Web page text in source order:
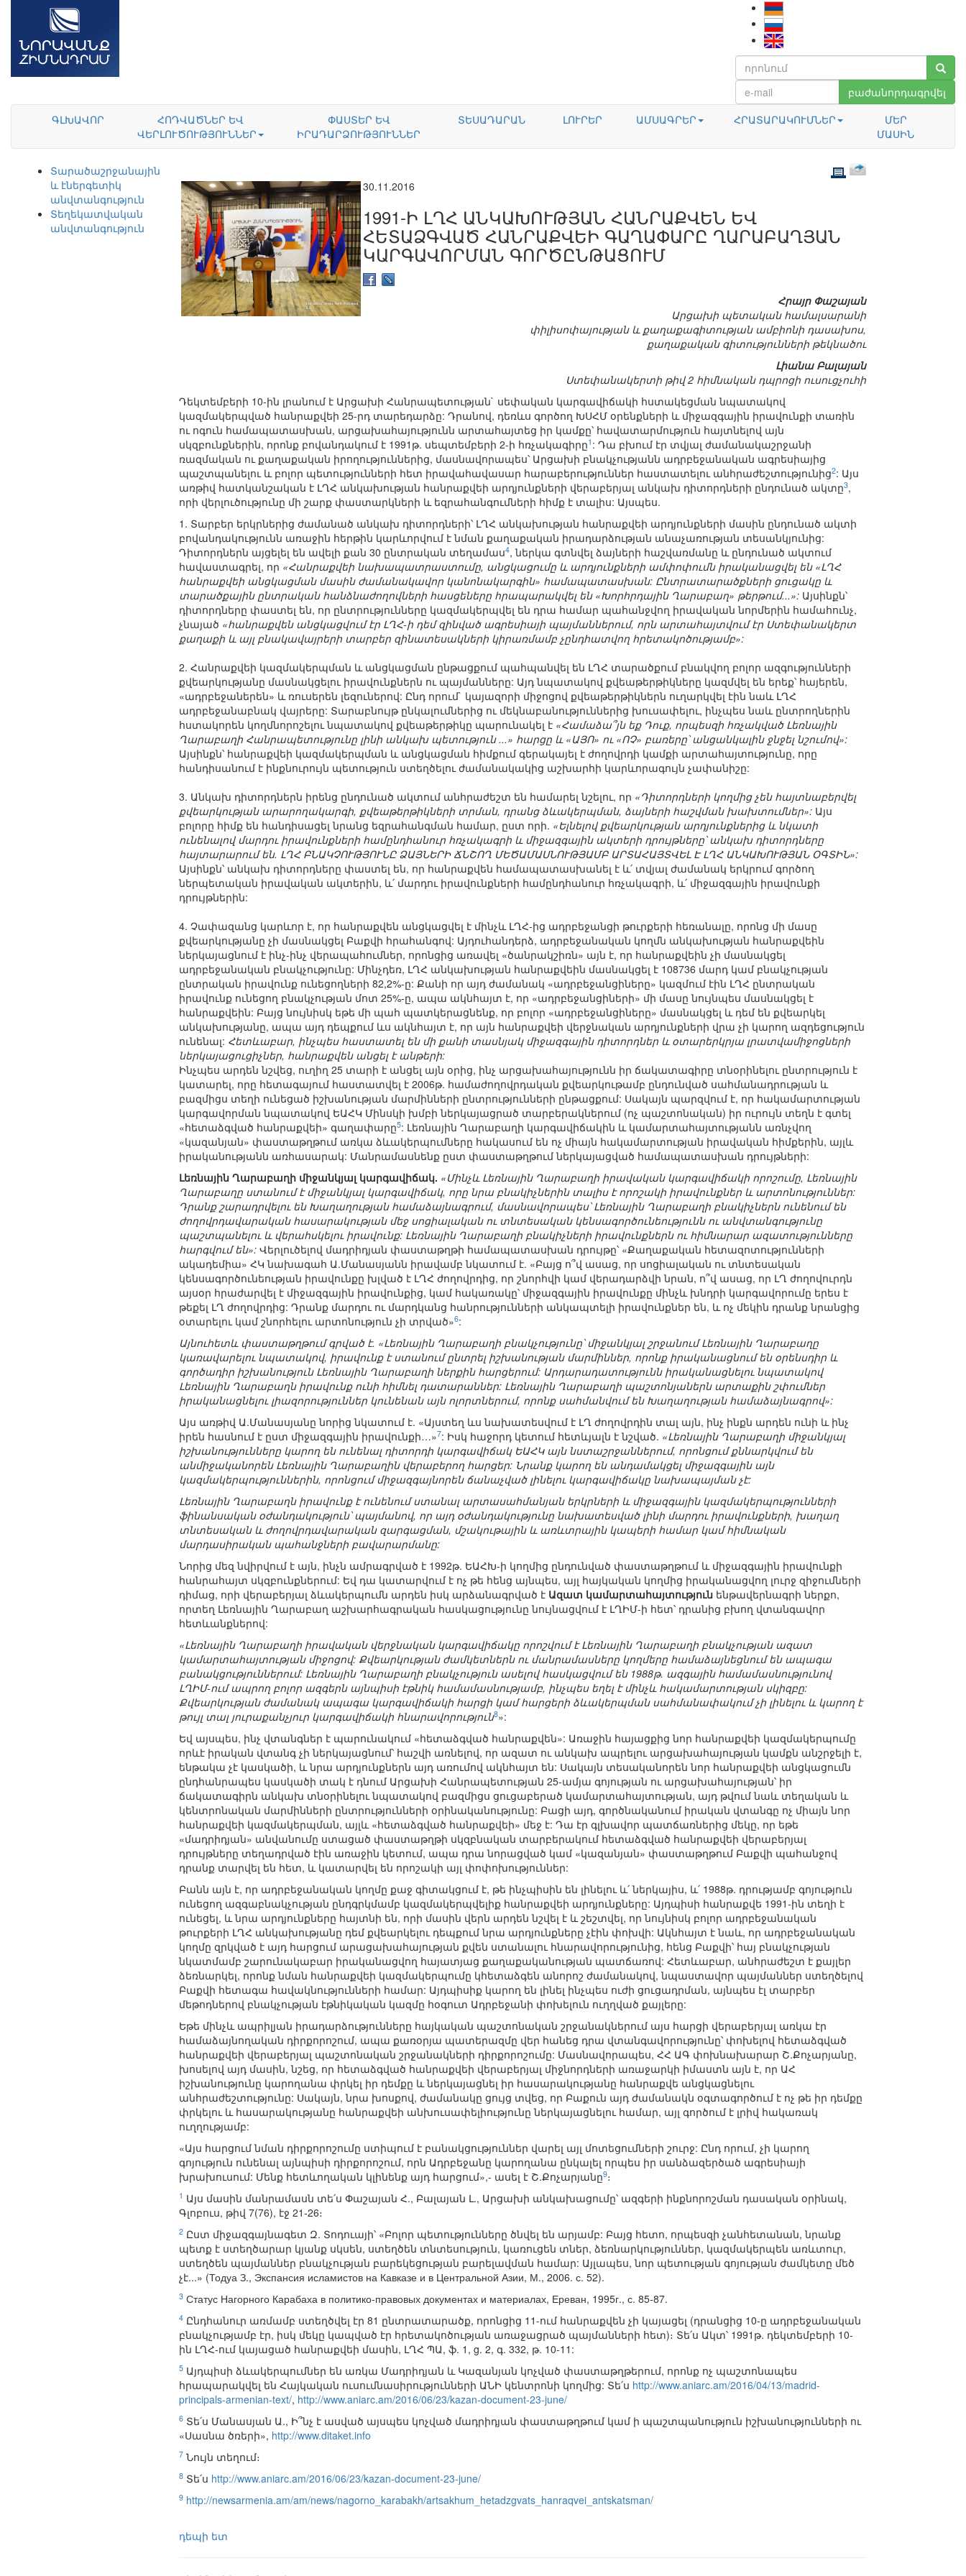
բաժանորդագրվել
ԳԼԽԱՎՈՐ
ՀՈԴՎԱԾՆԵՐ ԵՎ
ՎԵՐԼՈՒԾՈՒԹՅՈՒՆՆԵՐ
ՓԱՍՏԵՐ ԵՎ
ԻՐԱԴԱՐՁՈՒԹՅՈՒՆՆԵՐ
ՏԵՍԱԴԱՐԱՆ ԼՈՒՐԵՐ ԱՄՍԱԳՐԵՐ ՀՐԱՏԱՐԱԿՈՒՄՆԵՐ
ՄԵՐ
ՄԱՍԻՆ
Տարածաշրջանային
և էներգետիկ
անվտանգություն
Տեղեկատվական
անվտանգություն
30.11.2016
1991-Ի ԼՂՀ ԱՆԿԱԽՈՒԹՅԱՆ ՀԱՆՐԱՔՎԵՆ ԵՎ
ՀԵՏԱՁԳՎԱԾ ՀԱՆՐԱՔՎԵԻ ԳԱՂԱՓԱՐԸ ՂԱՐԱԲԱՂՅԱՆ
ԿԱՐԳԱՎՈՐՄԱՆ ԳՈՐԾԸՆԹԱՑՈՒՄ
Հրայր Փաշայան
Արցախի պետական համալսարանի
փիլիսոփայության և քաղաքագիտության ամբիոնի դասախոս,
քաղաքական գիտությունների թեկնածու
Լիանա Բալայան
Ստեփանակերտի թիվ 2 հիմնական դպրոցի ուսուցչուհի
Դեկտեմբերի 10-ին լրանում է Արցախի Հանրապետության` սեփական կարգավիճակի հստակեցման նպատակով
կազմակերպված հանրաքվեի 25-րդ տարեդարձը: Դրանով, դեռևս գործող ԽՍՀՄ օրենքների և միջազգային իրավունքի տառին
ու ոգուն համապատասխան, արցախահայությունն արտահայտեց իր կամքը՝ հավատարմություն հայտնելով այն
սկզբունքներին, որոնք բովանդակում է 1991թ. սեպտեմբերի 2-ի հռչակագիրը1 : Դա բխում էր տվյալ ժամանակաշրջանի
ռազմական ու քաղաքական իրողություններից, մասնավորապես՝ Արցախի բնակչությանն ադրբեջանական ագրեսիայից
պաշտպանելու և բոլոր պետությունների հետ իրավահավասար հարաբերություններ հաստատելու անհրաժեշտությունից2: Այս
առթիվ հատկանշական է ԼՂՀ անկախության հանրաքվեի արդյունքների վերաբերյալ անկախ դիտորդների ընդունած ակտը3,
որի վերլուծությունը մի շարք փաստարկների և եզրահանգումների հիմք է տալիս: Այսպես.
1. Տարբեր երկրներից ժամանած անկախ դիտորդների՝ ԼՂՀ անկախության հանրաքվեի արդյունքների մասին ընդունած ակտի
բովանդակությունն առաջին հերթին կարևորվում է նման քաղաքական իրադարձության անաչառության տեսանկյունից:
Դիտորդներն այցելել են ավելի քան 30 ընտրական տեղամաս4, ներկա գտնվել ձայների հաշվառմանը և ընդունած ակտում
հավաստագրել, որ «Հանրաքվեի նախապատրաստումը, անցկացումը և արդյունքների ամփոփումն իրականացվել են «ԼՂՀ
հանրաքվեի անցկացման մասին ժամանակավոր կանոնակարգին» համապատասխան: Ընտրատարածքների ցուցակը և
տարածքային ընտրական հանձնաժողովների հասցեները հրապարակվել են «Խորհրդային Ղարաբաղ» թերթում...»: Այսինքն՝
դիտորդները փաստել են, որ ընտրությունները կազմակերպվել են դրա համար պահանջվող իրավական նորմերին համահունչ,
չնայած «հանրաքվեն անցկացվում էր ԼՂՀ-ի դեմ զինված ագրեսիայի պայմաններում, որն արտահայտվում էր Ստեփանակերտ
քաղաքի և այլ բնակավայրերի տարբեր զինատեսակների կիրառմամբ չընդհատվող հրետակոծությամբ»:
2. Հանրաքվեի կազմակերպման և անցկացման ընթացքում պահպանվել են ԼՂՀ տարածքում բնակվող բոլոր ազգությունների
քվեարկությանը մասնակցելու իրավունքներն ու պայմանները: Այդ նպատակով քվեաթերթիկները կազմվել են երեք՝ հայերեն,
«ադրբեջաներեն» և ռուսերեն լեզուներով: Ընդ որում` կայազորի միջոցով քվեաթերթիկներն ուղարկվել էին նաև ԼՂՀ
ադրբեջանաբնակ վայրերը: Տարաբնույթ ընկալումներից ու մեկնաբանություններից խուսափելու, ինչպես նաև ընտրողներին
հստակորեն կողմնորոշելու նպատակով քվեաթերթիկը պարունակել է «Համաձա՞յն եք Դուք, որպեսզի հռչակված Լեռնային
Ղարաբաղի Հանրապետությունը լինի անկախ պետություն ...» հարցը և «ԱՅՈ» ու «ՈՉ» բառերը՝ անցանկալին ջնջել նշումով»:
Այսինքն՝ հանրաքվեի կազմակերպման և անցկացման հիմքում գերակայել է ժողովրդի կամքի արտահայտությունը, որը
հանդիսանում է ինքնուրույն պետություն ստեղծելու ժամանակակից աշխարհի կարևորագույն չափանիշը:
3. Անկախ դիտորդներն իրենց ընդունած ակտում անհրաժեշտ են համարել նշելու, որ «Դիտորդների կողմից չեն հայտնաբերվել
քվեարկության արարողակարգի, քվեաթերթիկների տրման, դրանց ձևակերպման, ձայների հաշվման խախտումներ»: Այս
բոլորը հիմք են հանդիսացել նրանց եզրահանգման համար, ըստ որի. «Ելնելով քվեարկության արդյունքներից և նկատի
ունենալով մարդու իրավունքների համընդհանուր հռչակագրի և միջազգային ակտերի դրույթները՝ անկախ դիտորդները
հայտարարում են. ԼՂՀ ԲՆԱԿՉՈՒԹՅՈՒՆԸ ՁԱՅՆԵՐԻ ՃՆՇՈՂ ՄԵԾԱՄԱՍՆՈՒԹՅԱՄԲ ԱՐՏԱՀԱՅՏՎԵԼ Է ԼՂՀ ԱՆԿԱԽՈՒԹՅԱՆ ՕԳՏԻՆ»:
Այսինքն՝ անկախ դիտորդները փաստել են, որ հանրաքվեն համապատասխանել է և՛ տվյալ ժամանակ երկրում գործող
ներպետական իրավական ակտերին, և՛ մարդու իրավունքների համընդհանուր հռչակագրի, և՛ միջազգային իրավունքի
դրույթներին:
4. Չափազանց կարևոր է, որ հանրաքվեն անցկացվել է մինչև ԼՂՀ-ից ադրբեջանցի թուրքերի հեռանալը, որոնց մի մասը
քվեարկությանը չի մասնակցել Բաքվի հրահանգով: Այդուհանդերձ, ադրբեջանական կողմն անկախության հանրաքվեին
ներկայացնում է ինչ-ինչ վերապահումներ, որոնցից առավել «ծանրակշիռն» այն է, որ հանրաքվեին չի մասնակցել
ադրբեջանական բնակչությունը: Մինչդեռ, ԼՂՀ անկախության հանրաքվեին մասնակցել է 108736 մարդ կամ բնակչության
ընտրական իրավունք ունեցողների 82,2%-ը: Քանի որ այդ ժամանակ «ադրբեջանցիները» կազմում էին ԼՂՀ ընտրական
իրավունք ունեցող բնակչության մոտ 25%-ը, ապա ակնհայտ է, որ «ադրբեջանցիների» մի մասը նույնպես մասնակցել է
հանրաքվեին: Բայց նույնիսկ եթե մի պահ պատկերացնենք, որ բոլոր «ադրբեջանցիները» մասնակցել և դեմ են քվեարկել
անկախությանը, ապա այդ դեպքում ևս ակնհայտ է, որ այն հանրաքվեի վերջնական արդյունքների վրա չի կարող ազդեցություն
ունենալ: Հետևաբար, ինչպես հաստատել են մի քանի տասնյակ միջազգային դիտորդներ և օտարերկրյա լրատվամիջոցների
ներկայացուցիչներ, հանրաքվեն անցել է անթերի:
Ինչպես արդեն նշվեց, ուղիղ 25 տարի է անցել այն օրից, ինչ արցախահայությունն իր ճակատագիրը տնօրինելու ընտրություն է
կատարել, որը հետագայում հաստատվել է 2006թ. համաժողովրդական քվեարկութամբ ընդունված սահմանադրության և
բազմիցս տեղի ունեցած իշխանության մարմինների ընտրությունների ընթացքում: Սակայն պարզվում է, որ հակամարտության
կարգավորման նպատակով ԵԱՀԿ Մինսկի խմբի ներկայացրած տարբերակներում (ոչ պաշտոնական) իր ուրույն տեղն է գտել
«հետաձգված հանրաքվեի» գաղափարը5: Լեռնային Ղարաբաղի կարգավիճակին և կամարտահայտությանն առնչվող
«կազանյան» փաստաթղթում առկա ձևակերպումները հակասում են ոչ միայն հակամարտության իրավական հիմքերին, այլև
իրականությանն առհասարակ: Մանրամասնենք ըստ փաստաթղթում ներկայացված համապատասխան դրույթների:
Լեռնային Ղարաբաղի միջանկյալ կարգավիճակ. «Մինչև Լեռնային Ղարաբաղի իրավական կարգավիճակի որոշումը, Լեռնային
Ղարաբաղը ստանում է միջանկյալ կարգավիճակ, որը նրա բնակիչներին տալիս է որոշակի իրավունքներ և արտոնություններ:
Դրանք շարադրվելու են Խաղաղության համաձայնագրում, մասնավորապես՝ Լեռնային Ղարաբաղի բնակիչներն ունենում են
ժողովրդավարական հասարակության մեջ սոցիալական ու տնտեսական կենսագործունեությունն ու անվտանգությունը
պաշտպանելու և վերահսկելու իրավունք: Լեռնային Ղարաբաղի բնակիչների իրավունքներն ու հիմնարար ազատությունները
հարգվում են»: Վերլուծելով մադրիդյան փաստաթղթի համապատասխան դրույթը՝ «Քաղաքական հետազոտությունների
ակադեմիա» ՀԿ նախագահ Ա.Մանասյանն իրավամբ նկատում է. «Բայց ո՞վ ասաց, որ սոցիալական ու տնտեսական
կենսագործունեության իրավունքը խլված է ԼՂՀ ժողովրդից, որ շնորհվի կամ վերադարձվի նրան, ո՞վ ասաց, որ ԼՂ ժողովուրդն
այսօր հրաժարվել է միջազգային իրավունքից, կամ հակառակը՝ միջազգային իրավունքը մինչև խնդրի կարգավորումը երես է
թեքել ԼՂ ժողովրդից: Դրանք մարդու ու մարդկանց հանրությունների անկապտելի իրավունքներ են, և ոչ մեկին դրանք նրանցից
օտարելու կամ շնորհելու արտոնություն չի տրված»6:
Այնուհետև փաստաթղթում գրված է. «Լեռնային Ղարաբաղի բնակչությունը՝ միջանկյալ շրջանում Լեռնային Ղարաբաղը
կառավարելու նպատակով, իրավունք է ստանում ընտրել իշխանության մարմիններ, որոնք իրականացնում են օրենսդիր և
գործադիր իշխանություն Լեռնային Ղարաբաղի ներքին հարցերում: Արդարադատությունն իրականացնելու նպատակով
Լեռնային Ղարաբաղն իրավունք ունի հիմնել դատարաններ: Լեռնային Ղարաբաղի պաշտոնյաներն արտաքին շփումներ
իրականացնելու լիազորություններ կունենան այն ոլորտներում, որոնք սահմանվում են Խաղաղության համաձայնագրով»:
Այս առթիվ Ա.Մանասյանը նորից նկատում է. «Այստեղ ևս նախատեսվում է ԼՂ ժողովրդին տալ այն, ինչ ինքն արդեն ունի և ինչ
իրեն հասնում է ըստ միջազգային իրավունքի…»7: Իսկ հաջորդ կետում հետևյալն է նշված. «Լեռնային Ղարաբաղի միջանկյալ
իշխանությունները կարող են ունենալ դիտորդի կարգավիճակ ԵԱՀԿ այն նստաշրջաններում, որոնցում քննարկվում են
անմիջականորեն Լեռնային Ղարաբաղին վերաբերող հարցեր: Նրանք կարող են անդամակցել միջազգային այն
կազմակերպություններին, որոնցում միջազգայնորեն ճանաչված լինելու կարգավիճակը նախապայման չէ:
Լեռնային Ղարաբաղն իրավունք է ունենում ստանալ արտասահմանյան երկրների և միջազգային կազմակերպությունների
ֆինանսական օժանդակություն՝ պայմանով, որ այդ օժանդակությունը նախատեսված լինի մարդու իրավունքների, խաղաղ
տնտեսական և ժողովրդավարական զարգացման, մշակութային և առևտրային կապերի համար կամ հիմնական
մարդասիրական պահանջների բավարարմանը:
Նորից մեզ նվիրվում է այն, ինչն ամրագրված է 1992թ. ԵԱՀԽ-ի կողմից ընդունված փաստաթղթում և միջազգային իրավունքի
հանրահայտ սկզբունքներում: Եվ դա կատարվում է ոչ թե հենց այնպես, այլ հայկական կողմից իրականացվող լուրջ զիջումների
դիմաց, որի վերաբերյալ ձևակերպումն արդեն իսկ արձանագրված է Ազատ կամարտահայտություն ենթավերնագրի ներքո,
որտեղ Լեռնային Ղարաբաղ աշխարհագրական հասկացությունը նույնացվում է ԼՂԻՄ-ի հետ՝ դրանից բխող վտանգավոր
հետևանքներով:
«Լեռնային Ղարաբաղի իրավական վերջնական կարգավիճակը որոշվում է Լեռնային Ղարաբաղի բնակչության ազատ
կամարտահայտության միջոցով: Քվեարկության ժամկետներն ու մանրամասները կողմերը համաձայնեցնում են ապագա
բանակցություններում: Լեռնային Ղարաբաղի բնակչություն ասելով հասկացվում են 1988թ. ազգային համամասնությունով
ԼՂԻՄ-ում ապրող բոլոր ազգերն այնպիսի էթնիկ համամասնությամբ, ինչպես եղել է մինչև հակամարտության սկիզբը:
Քվեարկության ժամանակ ապագա կարգավիճակի հարցի կամ հարցերի ձևակերպման սահմանափակում չի լինելու և կարող է
թույլ տալ յուրաքանչյուր կարգավիճակի հնարավորություն8»:
Եվ այսպես, ինչ վտանգներ է պարունակում «հետաձգված հանրաքվեն»: Առաջին հայացքից նոր հանրաքվեի կազմակերպումը
որևէ իրական վտանգ չի ներկայացնում՝ հաշվի առնելով, որ ազատ ու անկախ ապրելու արցախահայության կամքն անշրջելի է,
ենթակա չէ կասկածի, և նրա արդյունքներն այդ առումով ակնհայտ են: Սակայն տեսականորեն նոր հանրաքվեի անցկացումն
ընդհանրապես կասկածի տակ է դնում Արցախի Հանրապետության 25-ամյա գոյության ու արցախահայության՝ իր
ճակատագիրն անկախ տնօրինելու նպատակով բազմիցս ցուցաբերած կամարտահայտության, այդ թվում նաև տեղական և
կենտրոնական մարմինների ընտրությունների օրինականությունը: Բացի այդ, գործնականում իրական վտանգը ոչ միայն նոր
հանրաքվեի կազմակերպման, այլև «հետաձգված հանրաքվեի» մեջ է: Դա էր գլխավոր պատճառներից մեկը, որ եթե
«մադրիդյան» անվանումը ստացած փաստաթղթի սկզբնական տարբերակում հետաձգված հանրաքվեի վերաբերյալ
դրույթները տեղադրված էին առաջին կետում, ապա դրա նորացված կամ «կազանյան» փաստաթղթում Բաքվի պահանջով
դրանք տարվել են հետ, և կատարվել են որոշակի այլ փոփոխություններ:
Բանն այն է, որ ադրբեջանական կողմը քաջ գիտակցում է, թե ինչպիսին են լինելու և՛ ներկայիս, և՛ 1988թ. դրությամբ գոյություն
ունեցող ազգաբնակչության ընդգրկմամբ կազմակերպվելիք հանրաքվեի արդյունքները: Այդպիսի հանրաքվե 1991-ին տեղի է
ունեցել, և նրա արդյունքները հայտնի են, որի մասին վերն արդեն նշվել է և շեշտվել, որ նույնիսկ բոլոր ադրբեջանական
թուրքերի ԼՂՀ անկախությանը դեմ քվեարկելու դեպքում նրա արդյունքները չէին փոխվի: Ակնհայտ է նաև, որ ադրբեջանական
կողմը զրկված է այդ հարցում արացախահայության քվեն ստանալու հնարավորությունից, հենց Բաքվի՝ հայ բնակչության
նկատմամբ շարունակաբար իրականացվող հայատյաց քաղաքականության պատճառով: Հետևաբար, անհրաժեշտ է քայլեր
ձեռնարկել, որոնք նման հանրաքվեի կազմակերպումը կհետաձգեն անորոշ ժամանակով, նպաստավոր պայմաններ ստեղծելով
Բաքվի հետագա հավակնությունների համար: Այդպիսիք կարող են լինել ինչպես ուժի ցուցադրման, այնպես էլ տարբեր
մեթոդներով բնակչության էթնիկական կազմը հօգուտ Ադրբեջանի փոխելուն ուղղված քայլերը:
Եթե մինչև ապրիլյան իրադարձությունները հայկական պաշտոնական շրջանակներում այս հարցի վերաբերյալ առկա էր
համաձայնողական դիրքորոշում, ապա քառօրյա պատերազմը վեր հանեց դրա վտանգավորությունը՝ փոխելով հետաձգված
հանրաքվեի վերաբերյալ պաշտոնական շրջանակների դիրքորոշումը: Մասնավորապես, ՀՀ ԱԳ փոխնախարար Շ.Քոչարյանը,
խոսելով այդ մասին, նշեց, որ հետաձգված հանրաքվեի վերաբերյալ միջնորդների առաջարկի իմաստն այն է, որ ԱՀ
իշխանությունը կարողանա փրկել իր դեմքը և ներկայացնել իր հասարակությանը հանրաքվե անցկացնելու
անհրաժեշտությունը: Սակայն, նրա խոսքով, ժամանակը ցույց տվեց, որ Բաքուն այդ ժամանակն օգտագործում է ոչ թե իր դեմքը
փրկելու և հասարակությանը հանրաքվեի անխուսափելիությունը ներկայացնելու համար, այլ գործում է լրիվ հակառակ
ուղղությամբ:
«Այս հարցում նման դիրքորոշումը ստիպում է բանակցություններ վարել այլ մոտեցումների շուրջ: Ընդ որում, չի կարող
գոյություն ունենալ այնպիսի դիրքորոշում, որն Ադրբեջանը կարողանա ընկալել որպես իր սանձազերծած ագրեսիայի
խրախուսում: Մենք հետևողական կլինենք այդ հարցում»,- ասել է Շ.Քոչարյանը9։
1 Այս մասին մանրամասն տե՛ս Փաշայան Հ., Բալայան Լ., Արցախի անկախացումը՝ ազգերի ինքնորոշման դասական օրինակ,
Գլոբուս, թիվ 7(76), էջ 21-26։
2 Ըստ միջազգայնագետ Զ. Տոդուայի՝ «Բոլոր պետությունները ծնվել են արյամբ: Բայց հետո, որպեսզի չանհետանան, նրանք
պետք է ստեղծարար կյանք սկսեն, ստեղծեն տնտեսություն, կառուցեն տներ, ձեռնարկություններ, կազմակերպեն առևտուր,
ստեղծեն պայմաններ բնակչության բարեկեցության բարելավման համար: Այլապես, նոր պետության գոյության ժամկետը մեծ
չէ...» (Тодуа З., Экспансия исламистов на Кавказе и в Центральной Азии, М., 2006. с. 52).
3 Статус Нагорного Карабаха в политико-правовых документах и материалах, Ереван, 1995г., с. 85-87.
4 Ընդհանուր առմամբ ստեղծվել էր 81 ընտրատարածք, որոնցից 11-ում հանրաքվեն չի կայացել (դրանցից 10-ը ադրբեջանական
բնակչությամբ էր, իսկ մեկը կապված էր հրետակոծության առաջացրած պայմանների հետ)։ Տե՛ս Ակտ՝ 1991թ. դեկտեմբերի 10-
ին ԼՂՀ-ում կայացած հանրաքվեի մասին, ԼՂՀ ՊԱ, ֆ. 1, g. 2, գ. 332, թ. 10-11:
5 Այդպիսի ձևակերպումներ են առկա Մադրիդյան և Կազանյան կոչված փաստաթղթերում, որոնք ոչ պաշտոնապես
հրապարակվել են Հայկական ուսումնասիրությունների ԱՆԻ կենտրոնի կողմից: Տե՛ս http://www.aniarc.am/2016/04/13/madrid-
principals-armenian-text/, http://www.aniarc.am/2016/06/23/kazan-document-23-june/
6 Տե՛ս Մանասյան Ա., Ի՞նչ է ասված այսպես կոչված մադրիդյան փաստաթղթում կամ ի պաշտպանություն իշխանությունների ու
«Սասնա ծռերի», http://www.ditaket.info
7 Նույն տեղում։
8 Տե՛ս http://www.aniarc.am/2016/06/23/kazan-document-23-june/
9 http://newsarmenia.am/am/news/nagorno_karabakh/artsakhum_hetadzgvats_hanraqvei_antskatsman/
դեպի ետ